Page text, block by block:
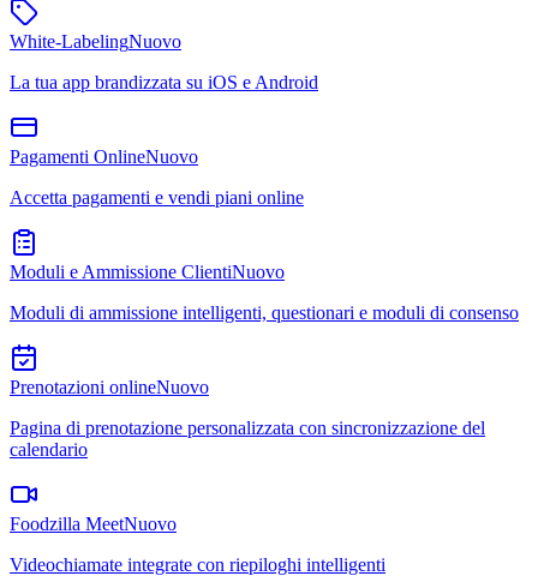
White-LabelingNuovo
La tua app brandizzata su iOS e Android
Pagamenti OnlineNuovo
Accetta pagamenti e vendi piani online
Moduli e Ammissione ClientiNuovo
Moduli di ammissione intelligenti, questionari e moduli di consenso
Prenotazioni onlineNuovo
Pagina di prenotazione personalizzata con sincronizzazione del
calendario
Foodzilla MeetNuovo
Videochiamate integrate con riepiloghi intelligenti